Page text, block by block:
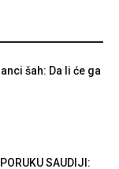
šah: Da li će ga
SAUDIJI: